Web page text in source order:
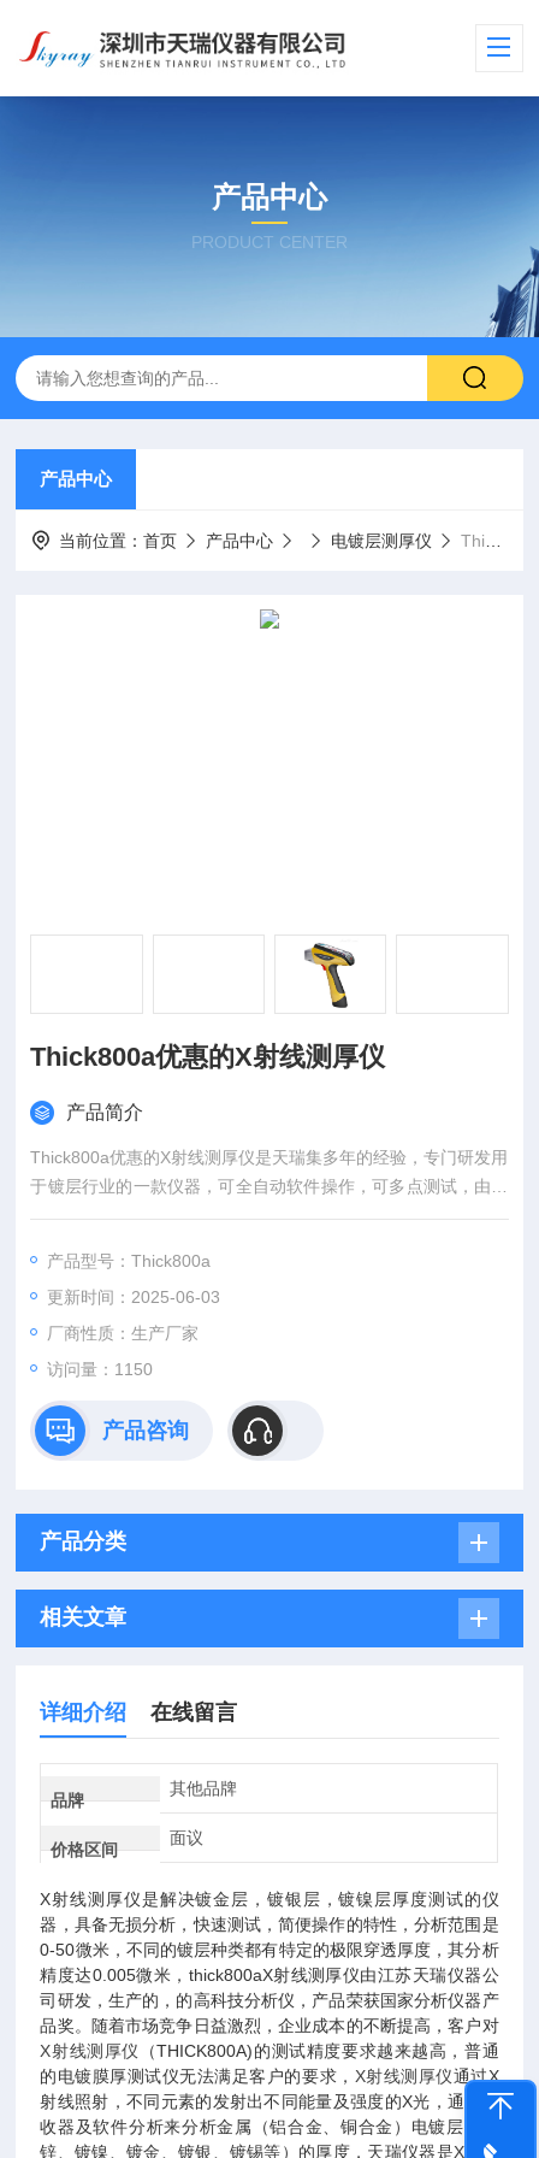
产品中心
PRODUCT CENTER
产品中心
当前位置：首页 产品中心 电镀层测厚仪 Thick800aThick800a优惠的X射线测厚仪
Thick800a优惠的X射线测厚仪
产品简介
Thick800a优惠的X射线测厚仪是天瑞集多年的经验，专门研发用
于镀层行业的一款仪器，可全自动软件操作，可多点测试，由软
件控制仪器的测试点，以及移动平台。是一款功能*的仪器，配上
产品型号：Thick800a
更新时间：2025-06-03
厂商性质：生产厂家
访问量：1150
产品咨询
产品分类
相关文章
详细介绍 在线留言
品牌
其他品牌
价格区间
面议
X射线测厚仪是解决镀金层，镀银层，镀镍层厚度测试的仪
器，具备无损分析，快速测试，简便操作的特性，分析范围是
0-50微米，不同的镀层种类都有特定的极限穿透厚度，其分析
精度达0.005微米，thick800aX射线测厚仪由江苏天瑞仪器公
司研发，生产的，的高科技分析仪，产品荣获国家分析仪器产
品奖。 随着市场竞争日益激烈，企业成本的不断提高，客户对
X射线测厚仪
（THICK800A)的测试精度要求越来越高，普通
的电镀膜厚测试仪无法满足客户的要求， X射线测厚仪通过X
射线照射，不同元素的发射出不同能量及强度的X光，通过接
收器及软件分析来分析金属（铝合金、铜合金）电镀层（镀
锌、镀镍、镀金、镀银、镀锡等）的厚度，天瑞仪器是X射线